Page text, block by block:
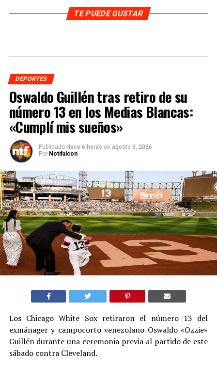
TE PUEDE GUSTAR
DEPORTES
Oswaldo Guillén tras retiro de su
número 13 en los Medias Blancas:
«Cumplí mis sueños»
Publicado Hace 6 horas on agosto 9, 2026
Por Notifalcon
Los Chicago White Sox retiraron el número 13 del
exmánager y campocorto venezolano Oswaldo «Ozzie»
Guillén durante una ceremonia previa al partido de este
sábado contra Cleveland.